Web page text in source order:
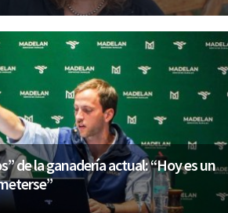
de la ganadería actual: “Hoy es un